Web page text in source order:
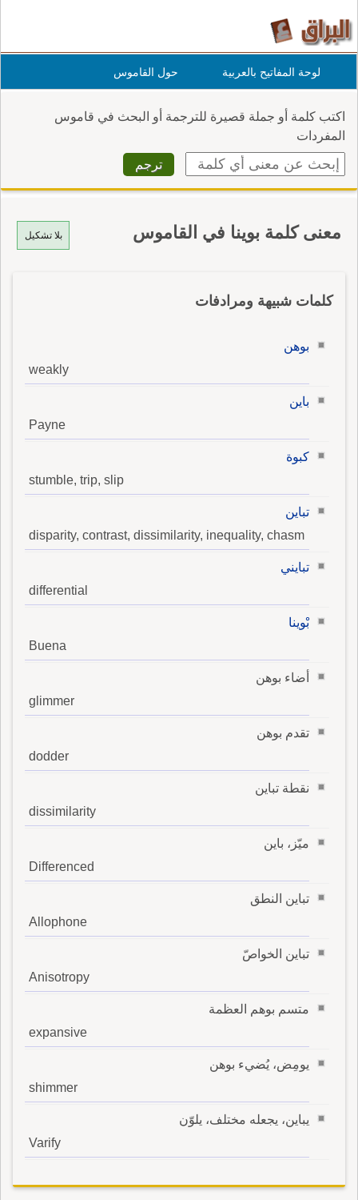
لوحة المفاتيح بالعربية حول القاموس
اكتب كلمة أو جملة قصيرة للترجمة أو البحث في قاموس
المفردات
بلا تشكيل معنى كلمة بوينا في القاموس
كلمات شبيهة ومرادفات
بوهن
weakly
باين
Payne
كبوة
stumble, trip, slip
تباين
disparity, contrast, dissimilarity, inequality, chasm
تبايني
differential
بْوينا
Buena
أضاء بوهن
glimmer
تقدم بوهن
dodder
نقطة تباين
dissimilarity
ميّز، باين
Differenced
تباين النطق
Allophone
تباين الخواصّ
Anisotropy
متسم بوهم العظمة
expansive
يومِض، يُضيء بوهن
shimmer
يباين، يجعله مختلف، يلوّن
Varify